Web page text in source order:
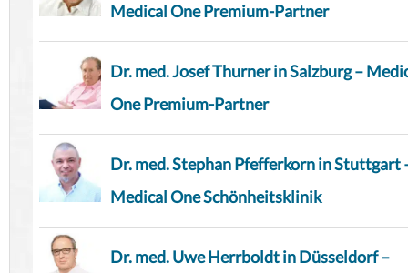
Medical One Premium-Partner
Dr. med. Josef Thurner in Salzburg –
One Premium-Partner
Dr. med. Stephan Pfefferkorn in Stuttgart
Medical One Schönheitsklinik
Dr. med. Uwe Herrboldt in Düsseldorf –